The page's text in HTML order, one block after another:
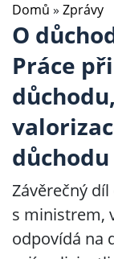
Domů » Zprávy
O
Práce
důchodu
Závěrečný
s ministrem,
odpovídá na